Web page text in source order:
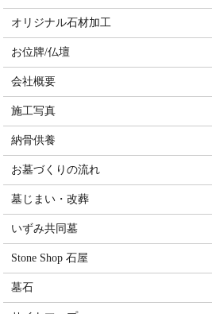
オリジナル石材加工
お位牌/仏壇
会社概要
施工写真
納骨供養
お墓づくりの流れ
墓じまい・改葬
いずみ共同墓
Stone Shop 石屋
墓石